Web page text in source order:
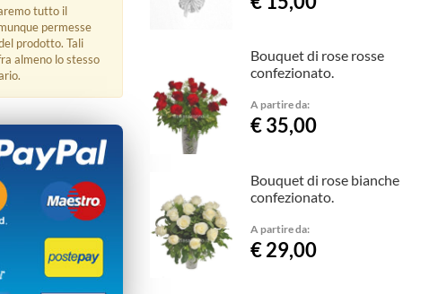
tutto il
permesse
prodotto. Tali
almeno lo stesso
Bouquet di rose rosse
confezionato.
A partire da:
€ 35,00
Bouquet di rose bianche
confezionato.
A partire da:
€ 29,00